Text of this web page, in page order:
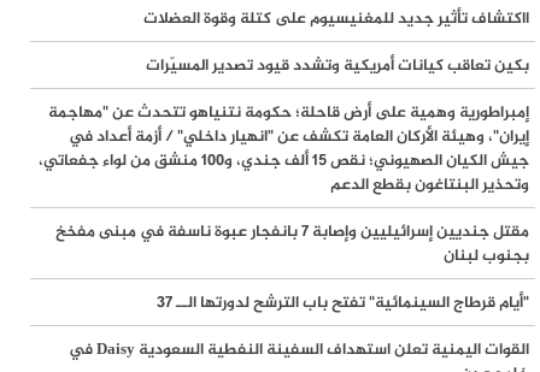
الصحة في غزة: أدوية السرطان وأمراض الدم تتصدر قائمة النقص الدوائي
وتحذيرات من توقف خدمات حيوية
مخطط استيطاني جديد في الأغوار الشمالية يهدد بنزع السيطرة عن نصف
مساحة طوباس.. والاحتلال يواصل سياسة الهدم في رام الله وجنين
الانسحاب بتفكيك سلاح حماس
مركز حقوقي: 600 حالة اعتقال بالضفة والقدس خلال تموز وارتفاع الحصيلة
إلى 24.6 ألفاً منذ أكتوبر 2023
ااكتشاف تأثير جديد للمغنيسيوم على كتلة وقوة العضلات
بكين تعاقب كيانات أمريكية وتشدد قيود تصدير المسيّرات
إمبراطورية وهمية على أرض قاحلة؛ حكومة نتنياهو تتحدث عن "مهاجمة
إيران"، وهيئة الأركان العامة تكشف عن "انهيار داخلي" / أزمة أعداد في
جيش الكيان الصهيوني؛ نقص 15 ألف جندي، و100 منشق من لواء جفعاتي،
وتحذير البنتاغون بقطع الدعم
مقتل جنديين إسرائيليين وإصابة 7 بانفجار عبوة ناسفة في مبنى مفخخ
بجنوب لبنان
"أيام قرطاج السينمائية" تفتح باب الترشح لدورتها الــ 37
القوات اليمنية تعلن استهداف السفينة النفطية السعودية Daisy في